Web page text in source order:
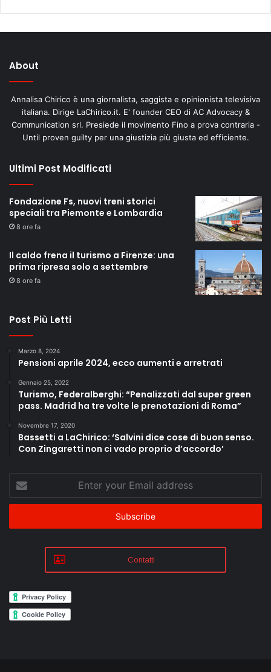
About
Annalisa Chirico è una giornalista, saggista e opinionista televisiva
italiana. Dirige LaChirico.it. E' founder CEO di AC Advocacy &
Communication srl. Presiede il movimento Fino a prova contraria -
Until proven guilty per una giustizia più giusta ed efficiente.
Ultimi Post Modificati
Fondazione Fs, nuovi treni storici
speciali tra Piemonte e Lombardia
8 ore fa
Il caldo frena il turismo a Firenze: una
prima ripresa solo a settembre
8 ore fa
Post Più Letti
Marzo 8, 2024
Pensioni aprile 2024, ecco aumenti e arretrati
Gennaio 25, 2022
Turismo, Federalberghi: “Penalizzati dal super green
pass. Madrid ha tre volte le prenotazioni di Roma”
Novembre 17, 2020
Bassetti a LaChirico: ‘Salvini dice cose di buon senso.
Con Zingaretti non ci vado proprio d’accordo’
your
Email
Contatti